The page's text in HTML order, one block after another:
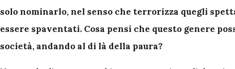
solo nominarlo, nel senso che terrorizza quegli
essere spaventati. Cosa pensi che questo genere
società, andando al di là della paura?